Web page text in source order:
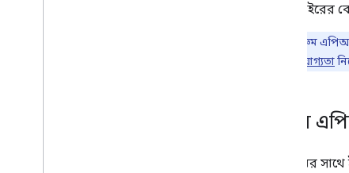
বাইরের
ক্লাসরুম
ব্যবহারকারীর যোগ্যতা
ক্লাসরুম
ক্লাসরুমের